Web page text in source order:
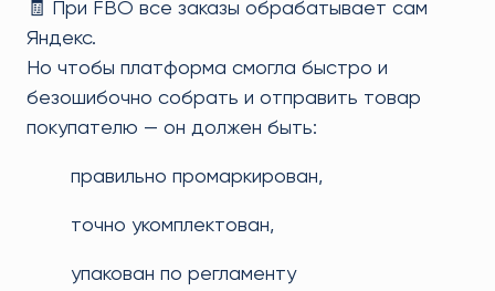
🧾 При FBO все заказы обрабатывает сам
Яндекс.
Но чтобы платформа смогла быстро и
безошибочно собрать и отправить товар
покупателю — он должен быть:
правильно промаркирован,
точно укомплектован,
упакован по регламенту